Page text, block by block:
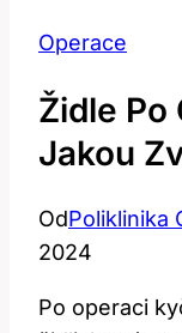
Operace
Židle Po
Jakou
OdPoliklinika
2024
Po operaci